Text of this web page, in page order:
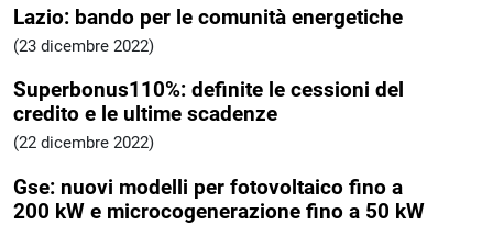
Lazio: bando per le comunità energetiche
(23 dicembre 2022)
Superbonus110%: definite le cessioni del
credito e le ultime scadenze
(22 dicembre 2022)
Gse: nuovi modelli per fotovoltaico fino a
200 kW e microcogenerazione fino a 50 kW